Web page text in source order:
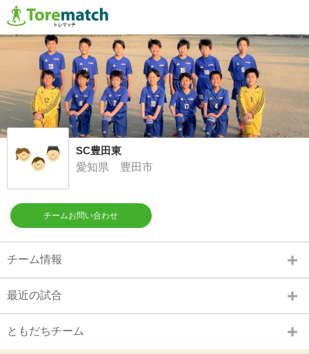
SC豊田東
愛知県 豊田市
チームお問い合わせ
チーム情報
最近の試合
ともだちチーム